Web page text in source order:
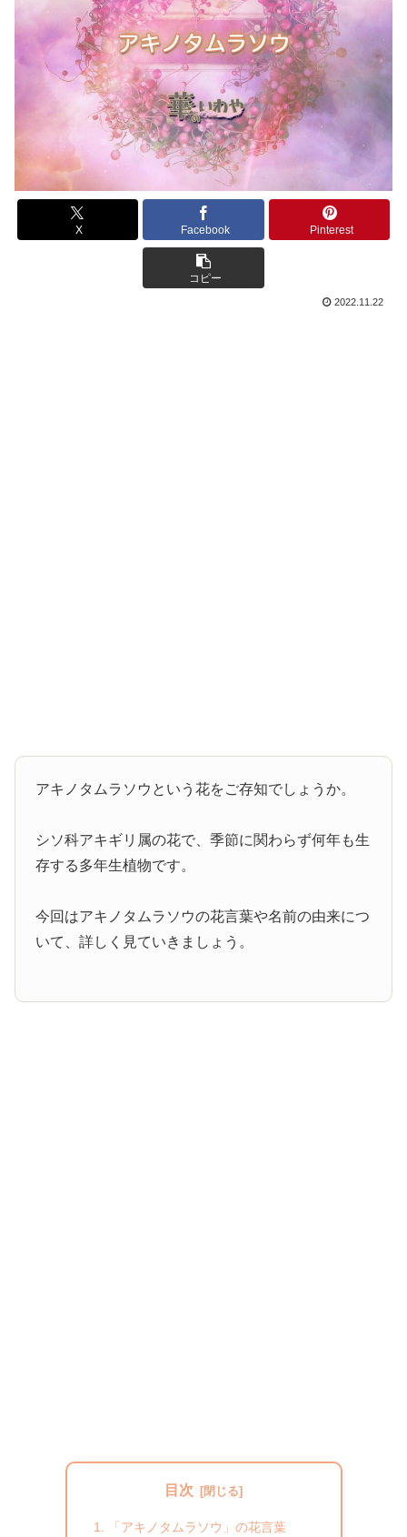
X Facebook Pinterest
コピー
2022.11.22
アキノタムラソウという花をご存知でしょうか。
シソ科アキギリ属の花で、季節に関わらず何年も生
存する多年生植物です。
今回はアキノタムラソウの花言葉や名前の由来につ
いて、詳しく見ていきましょう。
目次
「アキノタムラソウ」の花言葉